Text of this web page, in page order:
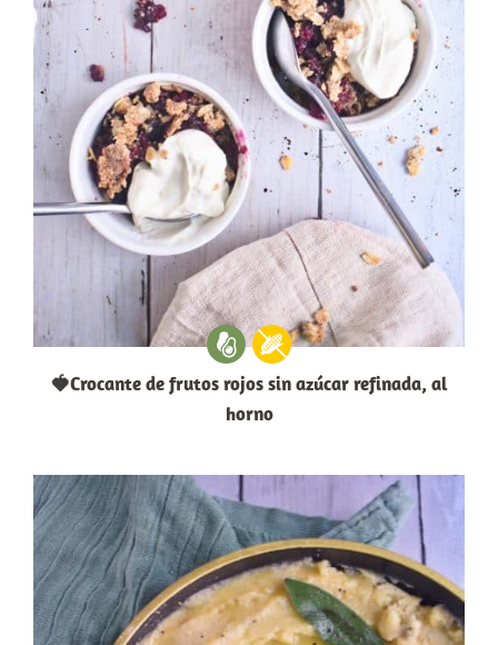
🍓Crocante de frutos rojos sin azúcar refinada, al
horno